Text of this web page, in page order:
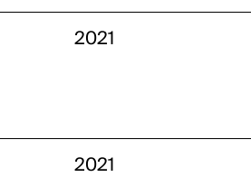
2021
2021